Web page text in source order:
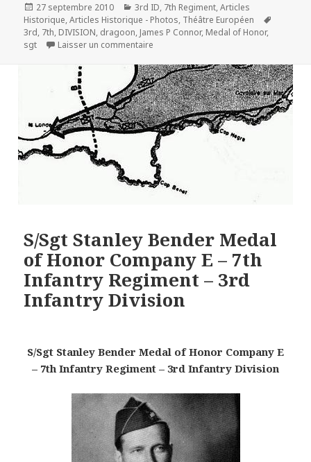
Publié
le
27 septembre 2010 Catégories
3rd ID, 7th Regiment,Articles
Historique,Articles Historique - Photos, Théâtre Européen
3rd, 7th, DIVISION, dragoon, James P Connor, Medal of Honor,
sgt
Laisser un commentaire
S/Sgt Stanley Bender Medal
of Honor Company E – 7th
Infantry Regiment – 3rd
Infantry Division
S/Sgt Stanley Bender Medal of Honor Company E
– 7th Infantry Regiment – 3rd Infantry Division